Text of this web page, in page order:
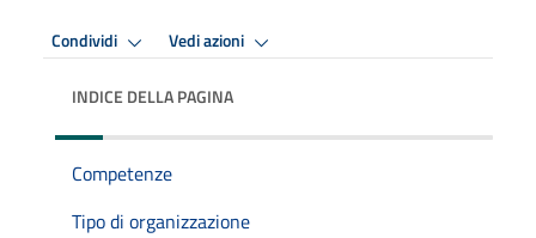
Condividi Vedi azioni
INDICE DELLA PAGINA
Competenze
Tipo di organizzazione